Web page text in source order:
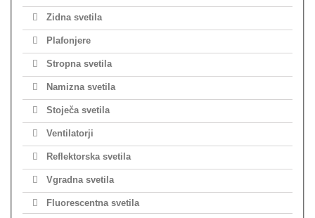
Zidna svetila
Plafonjere
Stropna svetila
Namizna svetila
Stoječa svetila
Ventilatorji
Reflektorska svetila
Vgradna svetila
Fluorescentna svetila